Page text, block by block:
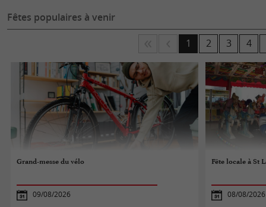
Fêtes populaires à venir
1 2 3 4
Grand-messe du vélo
09/08/2026
Fête locale à St
08/08/